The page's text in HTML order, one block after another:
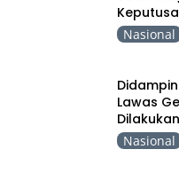
Nasional
Lawas
Dilakukan
Nasional